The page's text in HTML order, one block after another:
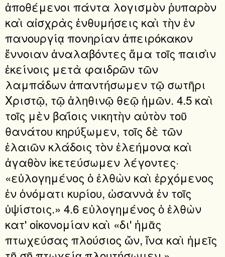
ἀποθέμενοι πάντα λογισμὸν ῥυπαρὸν
καὶ αἰσχρὰς ἐνθυμήσεις καὶ τὴν ἐν
πανουργίᾳ πονηρίαν ἀπειρόκακον
ἔννοιαν ἀναλαβόντες ἅμα τοῖς παισὶν
ἐκείνοις μετὰ φαιδρῶν τῶν
λαμπάδων ἀπαντήσωμεν τῷ σωτῆρι
Χριστῷ, τῷ ἀληθινῷ θεῷ ἡμῶν. 4.5 καὶ
τοῖς μὲν βαΐοις νικητὴν αὐτὸν τοῦ
θανάτου κηρύξωμεν, τοῖς δὲ τῶν
ἐλαιῶν κλάδοις τὸν ἐλεήμονα καὶ
ἀγαθὸν ἱκετεύσωμεν λέγοντες·
«εὐλογημένος ὁ ἐλθὼν καὶ ἐρχόμενος
ἐν ὀνόματι κυρίου, ὠσαννὰ ἐν τοῖς
ὑψίστοις.» 4.6 εὐλογημένος ὁ ἐλθὼν
κατ' οἰκονομίαν καὶ «δι' ἡμᾶς
πτωχεύσας πλούσιος ὤν, ἵνα καὶ ἡμεῖς